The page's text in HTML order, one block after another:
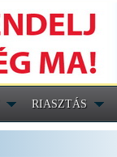
RIASZTÁS